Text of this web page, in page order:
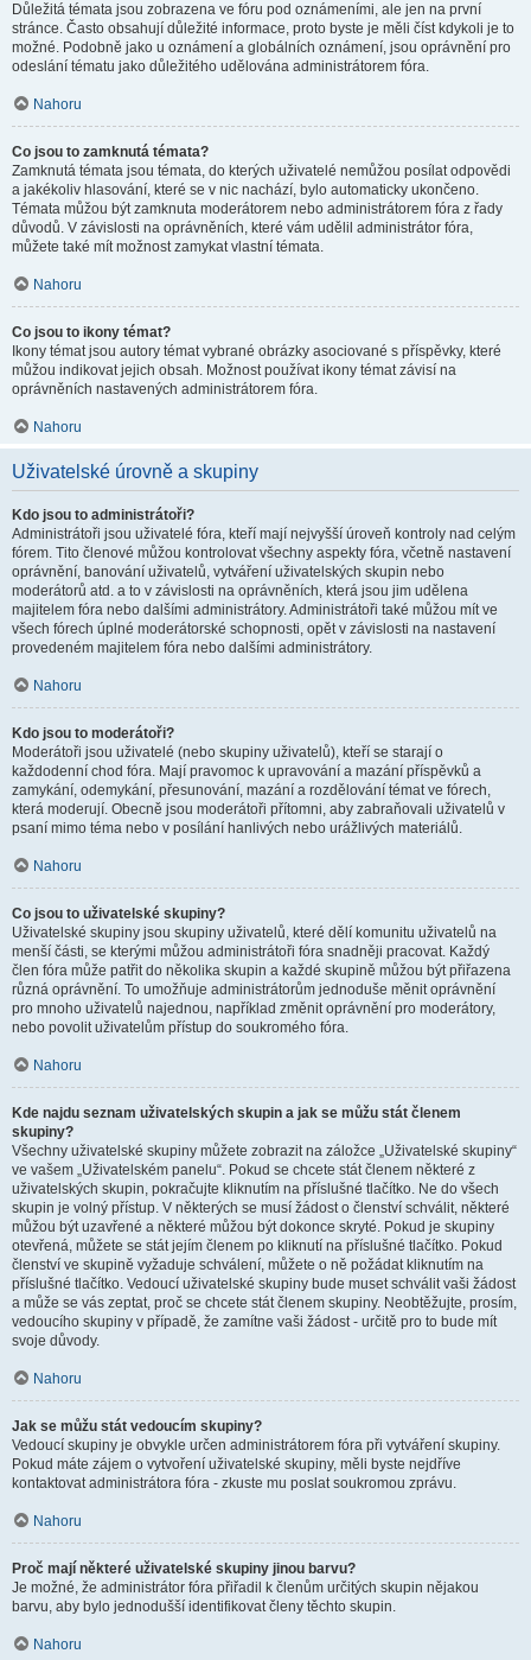
Důležitá témata jsou zobrazena ve fóru pod oznámeními, ale jen na první
stránce. Často obsahují důležité informace, proto byste je měli číst kdykoli je to
možné. Podobně jako u oznámení a globálních oznámení, jsou oprávnění pro
odeslání tématu jako důležitého udělována administrátorem fóra.
Nahoru
Co jsou to zamknutá témata?
Zamknutá témata jsou témata, do kterých uživatelé nemůžou posílat odpovědi
a jakékoliv hlasování, které se v nic nachází, bylo automaticky ukončeno.
Témata můžou být zamknuta moderátorem nebo administrátorem fóra z řady
důvodů. V závislosti na oprávněních, které vám udělil administrátor fóra,
můžete také mít možnost zamykat vlastní témata.
Nahoru
Co jsou to ikony témat?
Ikony témat jsou autory témat vybrané obrázky asociované s příspěvky, které
můžou indikovat jejich obsah. Možnost používat ikony témat závisí na
oprávněních nastavených administrátorem fóra.
Nahoru
Uživatelské úrovně a skupiny
Kdo jsou to administrátoři?
Administrátoři jsou uživatelé fóra, kteří mají nejvyšší úroveň kontroly nad celým
fórem. Tito členové můžou kontrolovat všechny aspekty fóra, včetně nastavení
oprávnění, banování uživatelů, vytváření uživatelských skupin nebo
moderátorů atd. a to v závislosti na oprávněních, která jsou jim udělena
majitelem fóra nebo dalšími administrátory. Administrátoři také můžou mít ve
všech fórech úplné moderátorské schopnosti, opět v závislosti na nastavení
provedeném majitelem fóra nebo dalšími administrátory.
Nahoru
Kdo jsou to moderátoři?
Moderátoři jsou uživatelé (nebo skupiny uživatelů), kteří se starají o
každodenní chod fóra. Mají pravomoc k upravování a mazání příspěvků a
zamykání, odemykání, přesunování, mazání a rozdělování témat ve fórech,
která moderují. Obecně jsou moderátoři přítomni, aby zabraňovali uživatelů v
psaní mimo téma nebo v posílání hanlivých nebo urážlivých materiálů.
Nahoru
Co jsou to uživatelské skupiny?
Uživatelské skupiny jsou skupiny uživatelů, které dělí komunitu uživatelů na
menší části, se kterými můžou administrátoři fóra snadněji pracovat. Každý
člen fóra může patřit do několika skupin a každé skupině můžou být přiřazena
různá oprávnění. To umožňuje administrátorům jednoduše měnit oprávnění
pro mnoho uživatelů najednou, například změnit oprávnění pro moderátory,
nebo povolit uživatelům přístup do soukromého fóra.
Nahoru
Kde najdu seznam uživatelských skupin a jak se můžu stát členem
skupiny?
Všechny uživatelské skupiny můžete zobrazit na záložce „Uživatelské skupiny“
ve vašem „Uživatelském panelu“. Pokud se chcete stát členem některé z
uživatelských skupin, pokračujte kliknutím na příslušné tlačítko. Ne do všech
skupin je volný přístup. V některých se musí žádost o členství schválit, některé
můžou být uzavřené a některé můžou být dokonce skryté. Pokud je skupiny
otevřená, můžete se stát jejím členem po kliknutí na příslušné tlačítko. Pokud
členství ve skupině vyžaduje schválení, můžete o ně požádat kliknutím na
příslušné tlačítko. Vedoucí uživatelské skupiny bude muset schválit vaši žádost
a může se vás zeptat, proč se chcete stát členem skupiny. Neobtěžujte, prosím,
vedoucího skupiny v případě, že zamítne vaši žádost - určitě pro to bude mít
svoje důvody.
Nahoru
Jak se můžu stát vedoucím skupiny?
Vedoucí skupiny je obvykle určen administrátorem fóra při vytváření skupiny.
Pokud máte zájem o vytvoření uživatelské skupiny, měli byste nejdříve
kontaktovat administrátora fóra - zkuste mu poslat soukromou zprávu.
Nahoru
Proč mají některé uživatelské skupiny jinou barvu?
Je možné, že administrátor fóra přiřadil k členům určitých skupin nějakou
barvu, aby bylo jednodušší identifikovat členy těchto skupin.
Nahoru